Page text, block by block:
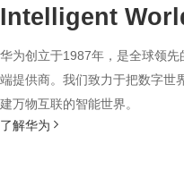
Intelligent
华为创立于1987年，是全球领
端提供商。我们致力于把数字世
建万物互联的智能世界。
了解华为